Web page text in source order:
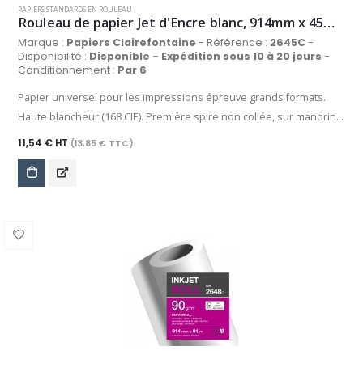
PAPIERS STANDARDS EN ROULEAU
Rouleau de papier Jet d'Encre blanc, 914mm x 45m, 90 g/m²
Marque : Papiers Clairefontaine - Référence : 2645C-
Disponibilité : Disponible - Expédition sous 10 à 20 jours -
Conditionnement : Par 6
Papier universel pour les impressions épreuve grands formats.
Haute blancheur (168 CIE). Première spire non collée, sur mandrin
de 50 mm.
11,54 € HT (13,85 € TTC)